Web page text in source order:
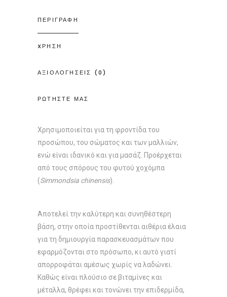
ΠΕΡΙΓΡΑΦΗ
XΡΗΣΗ
ΑΞΙΟΛΟΓΗΣΕΙΣ (0)
ΡΩΤΗΣΤΕ ΜΑΣ
Χρησιμοποιείται για τη φροντίδα του
προσώπου, του σώματος και των μαλλιών,
ενώ είναι ιδανικό και για μασάζ. Προέρχεται
από τους σπόρους του φυτού χοχόμπα
(Simmondsia chinensis).
Αποτελεί την καλύτερη και συνηθέστερη
βάση, στην οποία προστίθενται αιθέρια έλαια
για τη δημιουργία παρασκευασμάτων που
εφαρμόζονται στο πρόσωπο, κι αυτό γιατί
απορροφάται αμέσως χωρίς να λαδώνει.
Καθώς είναι πλούσιο σε βιταμίνες και
μέταλλα, θρέφει και τονώνει την επιδερμίδα,